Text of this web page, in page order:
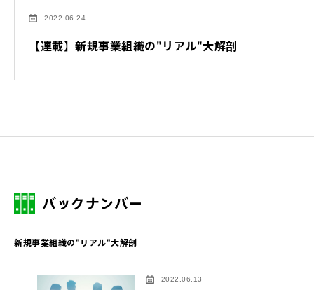
2022.06.24
【連載】新規事業組織の"リアル"大解剖
バックナンバー
新規事業組織の"リアル"大解剖
2022.06.13